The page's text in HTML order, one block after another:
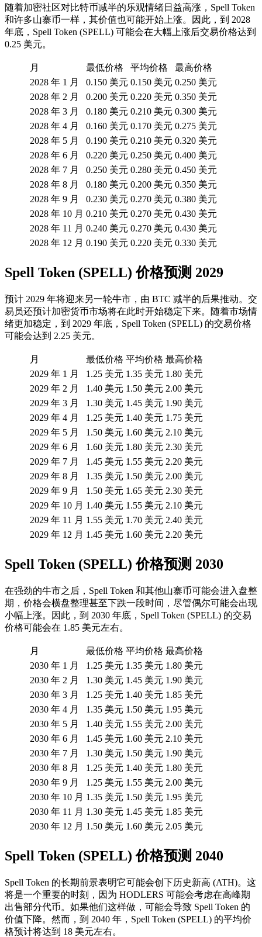
随着加密社区对比特币减半的乐观情绪日益高涨，Spell Token
和许多山寨币一样，其价值也可能开始上涨。因此，到 2028
年底，Spell Token (SPELL) 可能会在大幅上涨后交易价格达到
0.25 美元。
月 最低价格 平均价格
最高价格
2028 年 1 月
0.150 美元 0.150 美元 0.250 美元
2028 年 2 月
0.200 美元 0.220 美元 0.350 美元
2028 年 3 月
0.180 美元 0.210 美元 0.300 美元
2028 年 4 月
0.160 美元 0.170 美元 0.275 美元
2028 年 5 月
0.190 美元 0.210 美元 0.320 美元
2028 年 6 月
0.220 美元 0.250 美元 0.400 美元
2028 年 7 月
0.250 美元 0.280 美元 0.450 美元
2028 年 8 月
0.180 美元 0.200 美元 0.350 美元
2028 年 9 月
0.230 美元 0.270 美元 0.380 美元
2028 年 10 月 0.210 美元 0.270 美元 0.430 美元
2028 年 11 月 0.240 美元 0.270 美元 0.430 美元
2028 年 12 月 0.190 美元 0.220 美元 0.330 美元
Spell Token (SPELL) 价格预测 2029
预计 2029 年将迎来另一轮牛市，由 BTC 减半的后果推动。交
易员还预计加密货币市场将在此时开始稳定下来。随着市场情
绪更加稳定，到 2029 年底，Spell Token (SPELL) 的交易价格
可能会达到 2.25 美元。
月 最低价格 平均价格 最高价格
2029 年 1 月
1.25 美元 1.35 美元 1.80 美元
2029 年 2 月
1.40 美元 1.50 美元 2.00 美元
2029 年 3 月
1.30 美元 1.45 美元 1.90 美元
2029 年 4 月
1.25 美元 1.40 美元 1.75 美元
2029 年 5 月
1.50 美元 1.60 美元 2.10 美元
2029 年 6 月
1.60 美元 1.80 美元 2.30 美元
2029 年 7 月
1.45 美元 1.55 美元 2.20 美元
2029 年 8 月
1.35 美元 1.50 美元 2.00 美元
2029 年 9 月
1.50 美元 1.65 美元 2.30 美元
2029 年 10 月 1.40 美元 1.55 美元 2.10 美元
2029 年 11 月 1.55 美元 1.70 美元 2.40 美元
2029 年 12 月 1.45 美元 1.60 美元 2.20 美元
Spell Token (SPELL) 价格预测 2030
在强劲的牛市之后，Spell Token 和其他山寨币可能会进入盘整
期，价格会横盘整理甚至下跌一段时间，尽管偶尔可能会出现
小幅上涨。因此，到 2030 年底，Spell Token (SPELL) 的交易
价格可能会在 1.85 美元左右。
月 最低价格 平均价格 最高价格
2030 年 1 月
1.25 美元 1.35 美元 1.80 美元
2030 年 2 月
1.30 美元 1.45 美元 1.90 美元
2030 年 3 月
1.25 美元 1.40 美元 1.85 美元
2030 年 4 月
1.35 美元 1.50 美元 1.95 美元
2030 年 5 月
1.40 美元 1.55 美元 2.00 美元
2030 年 6 月
1.45 美元 1.60 美元 2.10 美元
2030 年 7 月
1.30 美元 1.50 美元 1.90 美元
2030 年 8 月
1.25 美元 1.40 美元 1.80 美元
2030 年 9 月
1.25 美元 1.55 美元 2.00 美元
2030 年 10 月 1.35 美元 1.50 美元 1.95 美元
2030 年 11 月 1.30 美元 1.45 美元 1.85 美元
2030 年 12 月 1.50 美元 1.60 美元 2.05 美元
Spell Token (SPELL) 价格预测 2040
Spell Token 的长期前景表明它可能会创下历史新高 (ATH)。这
将是一个重要的时刻，因为 HODLERS 可能会考虑在高峰期
出售部分代币。如果他们这样做，可能会导致 Spell Token 的
价值下降。然而，到 2040 年，Spell Token (SPELL) 的平均价
格预计将达到 18 美元左右。